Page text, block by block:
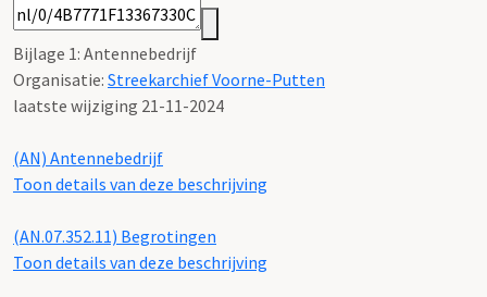
Bijlage 1: Antennebedrijf
Organisatie: Streekarchief Voorne-Putten
laatste wijziging 21-11-2024
(AN) Antennebedrijf
Toon details van deze beschrijving
(AN.07.352.11) Begrotingen
Toon details van deze beschrijving